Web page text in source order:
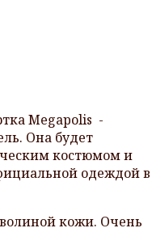
Megapolis -
Она будет
костюмом и
одеждой в
кожи. Очень